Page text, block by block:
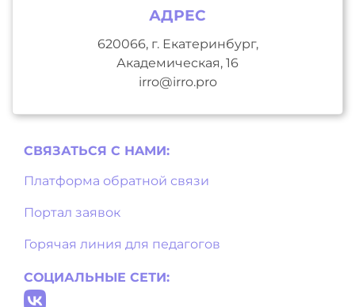
АДРЕС
620066, г. Екатеринбург,
Академическая, 16
irro@irro.pro
СВЯЗАТЬСЯ С НAМИ:
Платформа обратной связи
Портал заявок
Горячая линия для педагогов
СОЦИАЛЬНЫЕ СЕТИ: